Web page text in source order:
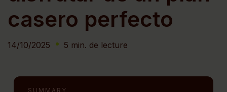
casero perfecto
14/10/2025 5 min. de lecture
SUMMARY